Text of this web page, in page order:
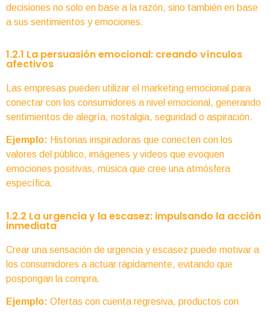
decisiones no solo en base a la razón, sino también en base
a sus sentimientos y emociones.
1.2.1 La persuasión emocional: creando vínculos
afectivos
Las empresas pueden utilizar el marketing emocional para
conectar con los consumidores a nivel emocional, generando
sentimientos de alegría, nostalgia, seguridad o aspiración.
Ejemplo: Historias inspiradoras que conecten con los
valores del público, imágenes y videos que evoquen
emociones positivas, música que cree una atmósfera
específica.
1.2.2 La urgencia y la escasez: impulsando la acción
inmediata
Crear una sensación de urgencia y escasez puede motivar a
los consumidores a actuar rápidamente, evitando que
pospongan la compra.
Ejemplo: Ofertas con cuenta regresiva, productos con